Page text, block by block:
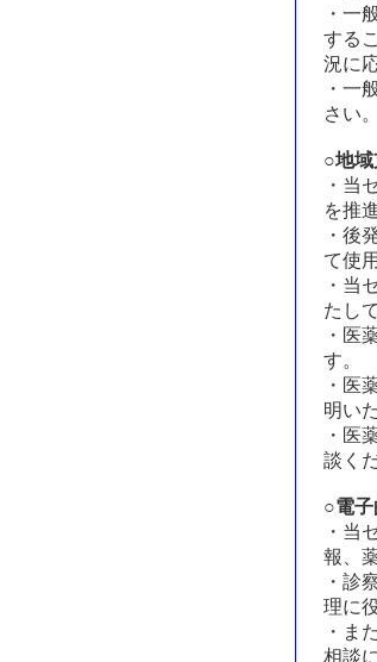
・一
する
況に
・一
さい。
○地
・当
を推
・後
て使
・当
たし
・医
す。
・医
明い
・医
談く
○電
・当
報、
・診
理に
・ま
相談